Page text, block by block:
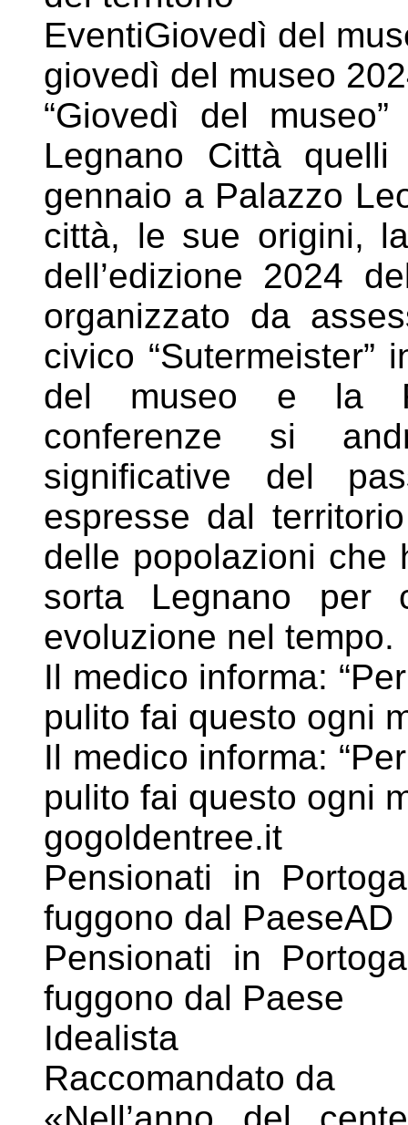
EventiGiovedì del
giovedì del museo
“Giovedì del
Legnano Città
gennaio a Palazzo
città, le sue origini,
dell’edizione 2024
organizzato da
civico “Sutermeister”
del museo e la
conferenze si
significative del
espresse dal
delle popolazioni
sorta Legnano per
evoluzione nel tempo.
Il medico informa:
pulito fai questo ogni
Il medico informa:
pulito fai questo ogni
gogoldentree.it
Pensionati in
fuggono dal PaeseAD
Pensionati in
fuggono dal Paese
Idealista
Raccomandato da